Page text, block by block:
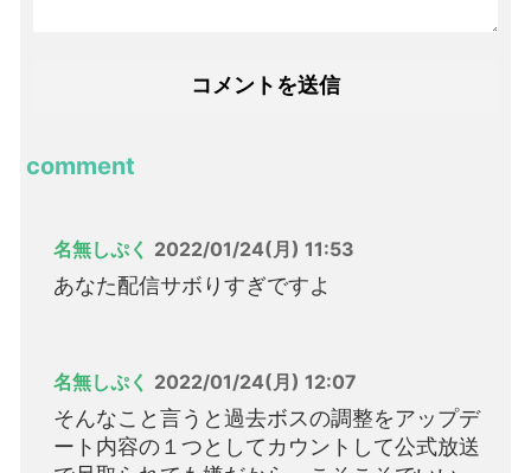
comment
名無しぷく 2022/01/24(月) 11:53
あなた配信サボりすぎですよ
名無しぷく 2022/01/24(月) 12:07
そんなこと言うと過去ボスの調整をアップデ
ート内容の１つとしてカウントして公式放送